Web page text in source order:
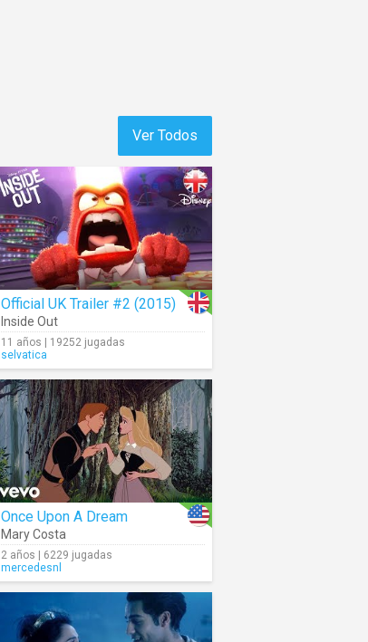
Ver Todos
Official UK Trailer #2 (2015)
Inside Out
11 años | 19252 jugadas
selvatica
Once Upon A Dream
Mary Costa
2 años | 6229 jugadas
mercedesnl